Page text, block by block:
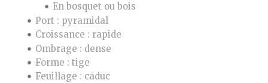
En bosquet ou bois
Port : pyramidal
Croissance : rapide
Ombrage : dense
Forme : tige
Feuillage : caduc